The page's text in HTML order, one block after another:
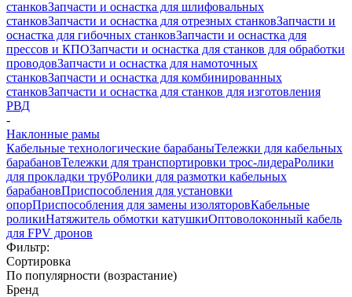
станковЗапчасти и оснастка для шлифовальных
станковЗапчасти и оснастка для отрезных станковЗапчасти и
оснастка для гибочных станковЗапчасти и оснастка для
прессов и КПОЗапчасти и оснастка для станков для обработки
проводовЗапчасти и оснастка для намоточных
станковЗапчасти и оснастка для комбинированных
станковЗапчасти и оснастка для станков для изготовления
РВД
-
Наклонные рамы
Кабельные технологические барабаныТележки для кабельных
барабановТележки для транспортировки трос-лидераРолики
для прокладки трубРолики для размотки кабельных
барабановПриспособления для установки
опорПриспособления для замены изоляторовКабельные
роликиНатяжитель обмотки катушкиОптоволоконный кабель
для FPV дронов
Фильтр:
Сортировка
По популярности (возрастание)
Бренд